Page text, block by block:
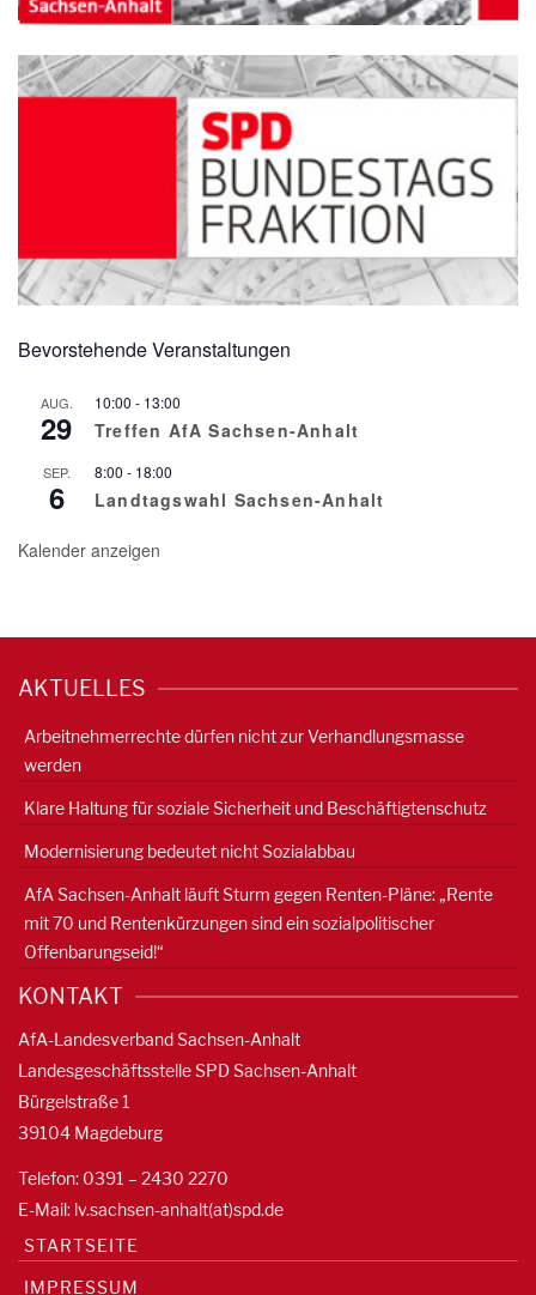
Bevorstehende Veranstaltungen
AUG.
29
10:00 - 13:00
Treffen AfA Sachsen-Anhalt
SEP.
6
8:00 - 18:00
Landtagswahl Sachsen-Anhalt
Kalender anzeigen
AKTUELLES
Arbeitnehmerrechte dürfen nicht zur Verhandlungsmasse
werden
Klare Haltung für soziale Sicherheit und Beschäftigtenschutz
Modernisierung bedeutet nicht Sozialabbau
AfA Sachsen-Anhalt läuft Sturm gegen Renten-Pläne: „Rente
mit 70 und Rentenkürzungen sind ein sozialpolitischer
Offenbarungseid!“
KONTAKT
AfA-Landesverband Sachsen-Anhalt
Landesgeschäftsstelle SPD Sachsen-Anhalt
Bürgelstraße 1
39104 Magdeburg
Telefon: 0391 – 2430 2270
E-Mail: lv.sachsen-anhalt(at)spd.de
STARTSEITE
IMPRESSUM